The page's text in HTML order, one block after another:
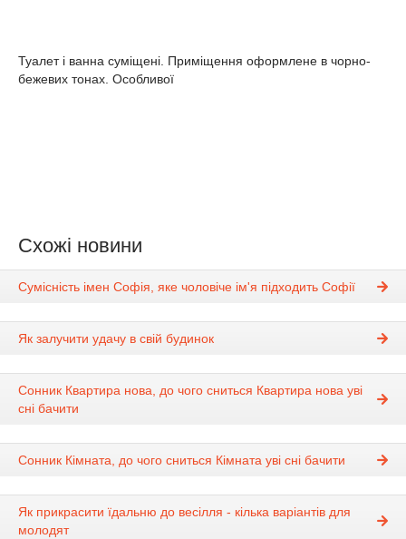
Туалет і ванна суміщені. Приміщення оформлене в чорно-
бежевих тонах. Особливої
Схожі новини
Сумісність імен Софія, яке чоловіче ім'я підходить Софії
Як залучити удачу в свій будинок
Сонник Квартира нова, до чого сниться Квартира нова уві
сні бачити
Сонник Кімната, до чого сниться Кімната уві сні бачити
Як прикрасити їдальню до весілля - кілька варіантів для
молодят